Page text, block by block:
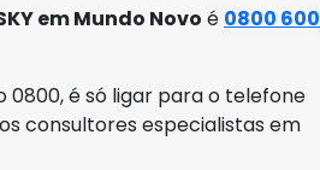
em Mundo Novo é 0800 600
0800, é só ligar para o telefone
consultores especialistas em